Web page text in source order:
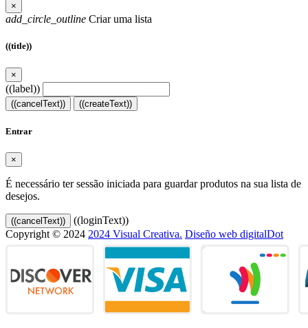
×
add_circle_outline Criar uma lista
((title))
×
((label))
((cancelText)) ((createText))
Entrar
×
É necessário ter sessão iniciada para guardar produtos na sua lista de
desejos.
((cancelText))
((loginText))
Copyright © 2024 2024 Visual Creativa. Diseño web digitalDot